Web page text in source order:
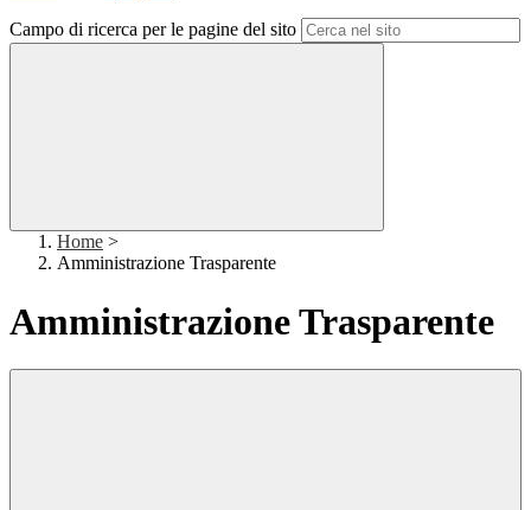
Campo di ricerca per le pagine del sito
Home >
Amministrazione Trasparente
Amministrazione Trasparente